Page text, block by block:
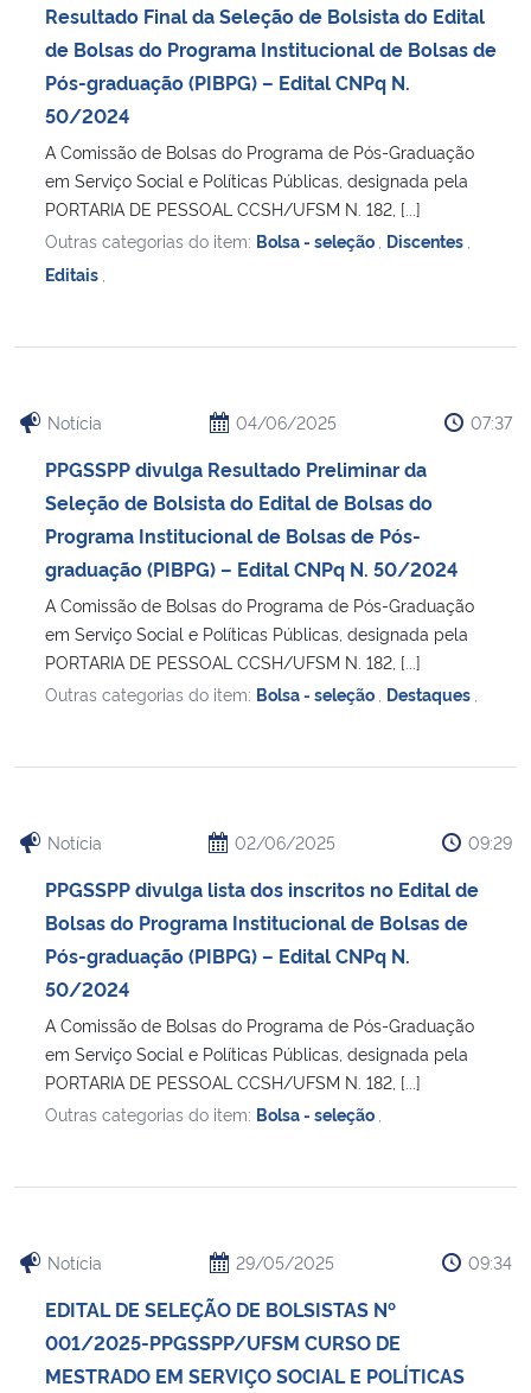
Resultado Final da Seleção de Bolsista do Edital
de Bolsas do Programa Institucional de Bolsas de
Pós-graduação (PIBPG) – Edital CNPq N.
50/2024
A Comissão de Bolsas do Programa de Pós-Graduação
em Serviço Social e Políticas Públicas, designada pela
PORTARIA DE PESSOAL CCSH/UFSM N. 182, [...]
Outras categorias do item: Bolsa - seleção Discentes
Editais
Notícia 04/06/2025 07:37
PPGSSPP divulga Resultado Preliminar da
Seleção de Bolsista do Edital de Bolsas do
Programa Institucional de Bolsas de Pós-
graduação (PIBPG) – Edital CNPq N. 50/2024
A Comissão de Bolsas do Programa de Pós-Graduação
em Serviço Social e Políticas Públicas, designada pela
PORTARIA DE PESSOAL CCSH/UFSM N. 182, [...]
Outras categorias do item: Bolsa - seleção Destaques
Notícia 02/06/2025 09:29
PPGSSPP divulga lista dos inscritos no Edital de
Bolsas do Programa Institucional de Bolsas de
Pós-graduação (PIBPG) – Edital CNPq N.
50/2024
A Comissão de Bolsas do Programa de Pós-Graduação
em Serviço Social e Políticas Públicas, designada pela
PORTARIA DE PESSOAL CCSH/UFSM N. 182, [...]
Outras categorias do item: Bolsa - seleção
Notícia 29/05/2025 09:34
EDITAL DE SELEÇÃO DE BOLSISTAS Nº
001/2025-PPGSSPP/UFSM CURSO DE
MESTRADO EM SERVIÇO SOCIAL E POLÍTICAS